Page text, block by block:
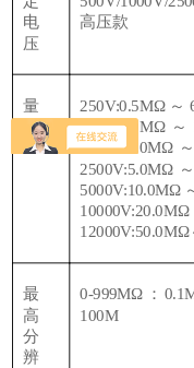
电
压
高压款
量
程
250V:0.5MΩ
500V:1.0MΩ
最
高
分
辨
0-999MΩ：
100M